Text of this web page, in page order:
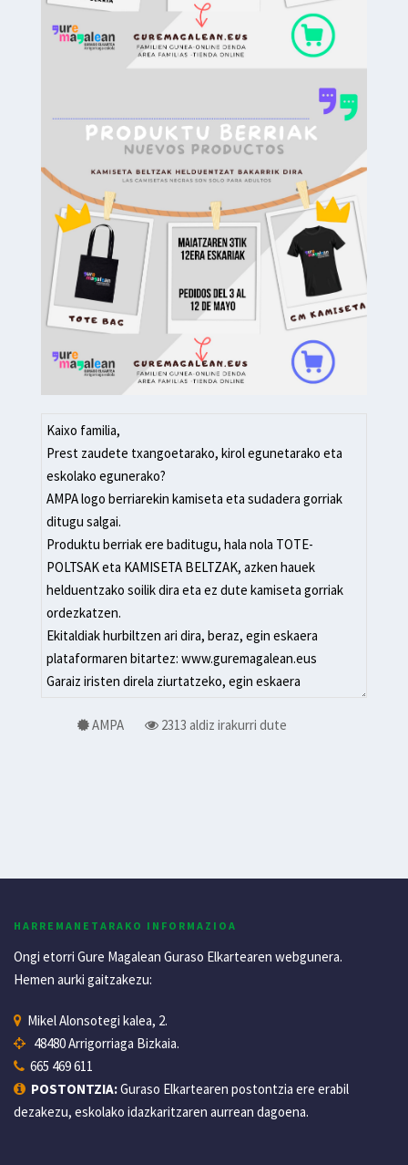
AMPA 2313 aldiz irakurri dute
HARREMANETARAKO INFORMAZIOA
Ongi etorri Gure Magalean Guraso Elkartearen webgunera.
Hemen aurki gaitzakezu:
Mikel Alonsotegi kalea, 2.
48480 Arrigorriaga Bizkaia.
665 469 611
POSTONTZIA:Guraso Elkartearen postontzia ere erabil
dezakezu, eskolako idazkaritzaren aurrean dagoena.